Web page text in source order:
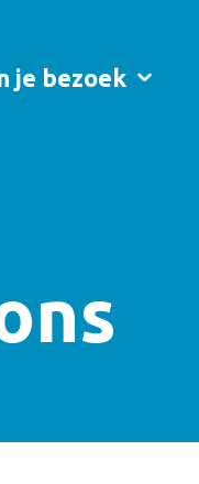
je bezoek